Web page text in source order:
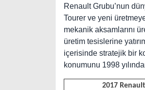
Renault Grubu’nun
Tourer ve yeni
mekanik aksamlarını
üretim tesislerine
içerisinde stratejik bir
konumunu 1998
2017